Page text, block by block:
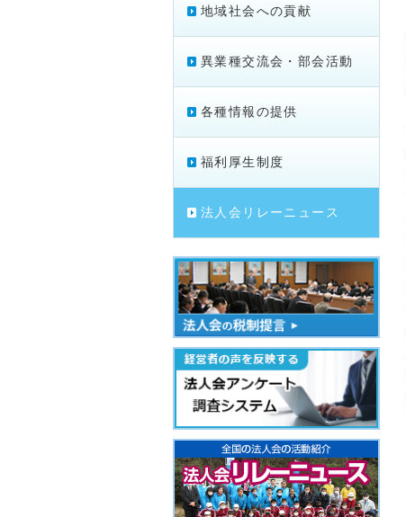
地域社会への貢献
異業種交流会・部会活動
各種情報の提供
福利厚生制度
法人会リレーニュース